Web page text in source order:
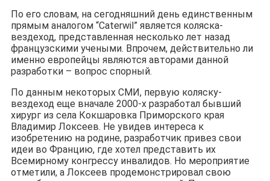
По его словам, на сегодняшний день единственным
прямым аналогом “Caterwil” является коляска-
вездеход, представленная несколько лет назад
французскими учеными. Впрочем, действительно ли
именно европейцы являются авторами данной
разработки – вопрос спорный.
По данным некоторых СМИ, первую коляску-
вездеход еще вначале 2000-х разработал бывший
хирург из села Кокшаровка Приморского края
Владимир Локсеев. Не увидев интереса к
изобретению на родине, разработчик привез свои
идеи во Францию, где хотел представить их
Всемирному конгрессу инвалидов. Но мероприятие
отметили, а Локсеев продемонстрировал свою